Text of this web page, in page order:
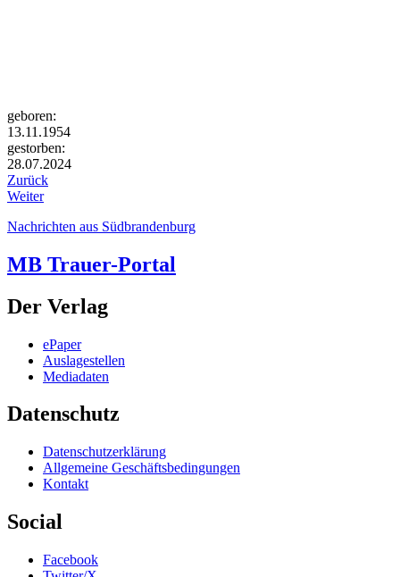
geboren:
13.11.1954
gestorben:
28.07.2024
Zurück
Weiter
Nachrichten aus Südbrandenburg
MB Trauer-Portal
Der Verlag
ePaper
Auslagestellen
Mediadaten
Datenschutz
Datenschutzerklärung
Allgemeine Geschäftsbedingungen
Kontakt
Social
Facebook